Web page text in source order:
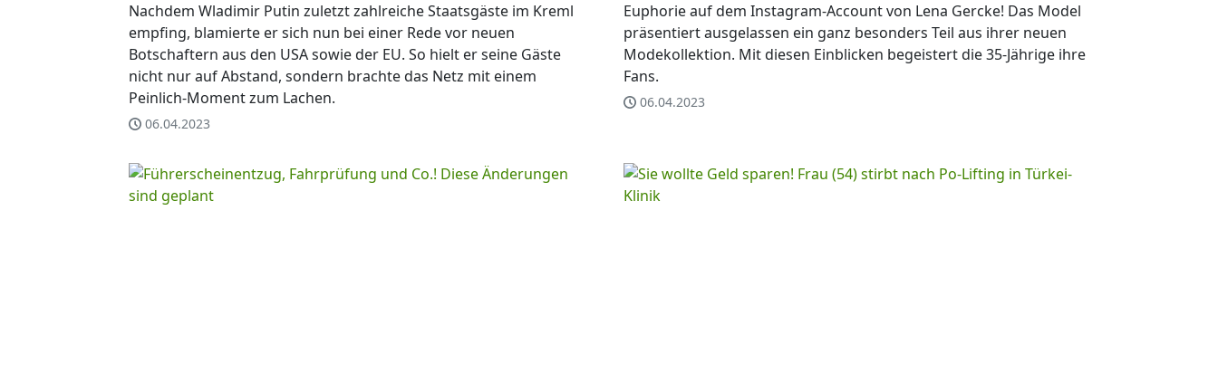
Nachdem Wladimir Putin zuletzt zahlreiche Staatsgäste im Kreml
empfing, blamierte er sich nun bei einer Rede vor neuen
Botschaftern aus den USA sowie der EU. So hielt er seine Gäste
nicht nur auf Abstand, sondern brachte das Netz mit einem
Peinlich-Moment zum Lachen.
06.04.2023
Euphorie auf dem Instagram-Account von Lena Gercke! Das Model
präsentiert ausgelassen ein ganz besonders Teil aus ihrer neuen
Modekollektion. Mit diesen Einblicken begeistert die 35-Jährige ihre
Fans.
06.04.2023